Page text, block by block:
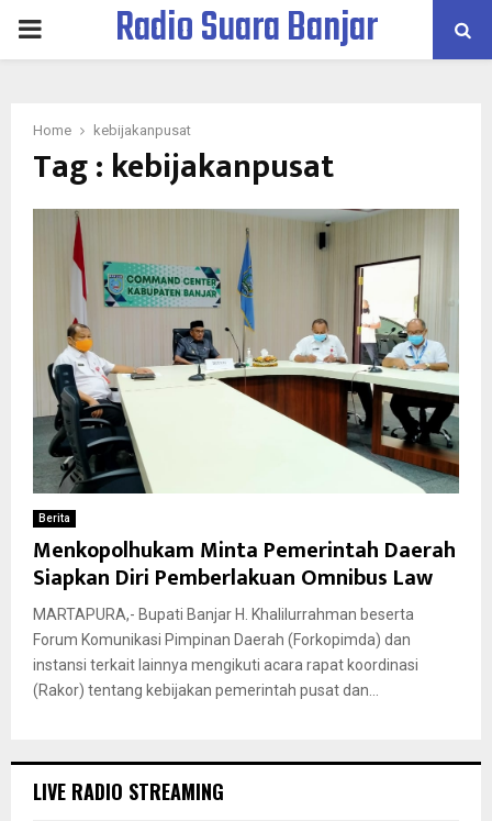
PRIMARYRadio Suara Banjar
Home kebijakanpusat
Tag : kebijakanpusat
Berita
Menkopolhukam Minta Pemerintah Daerah
Siapkan Diri Pemberlakuan Omnibus Law
MARTAPURA,- Bupati Banjar H. Khalilurrahman beserta
Forum Komunikasi Pimpinan Daerah (Forkopimda) dan
instansi terkait lainnya mengikuti acara rapat koordinasi
(Rakor) tentang kebijakan pemerintah pusat dan...
LIVE RADIO STREAMING